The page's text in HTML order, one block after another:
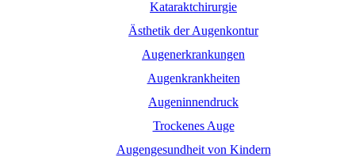
Kataraktchirurgie
Ästhetik der Augenkontur
Augenerkrankungen
Augenkrankheiten
Augeninnendruck
Trockenes Auge
Augengesundheit von Kindern